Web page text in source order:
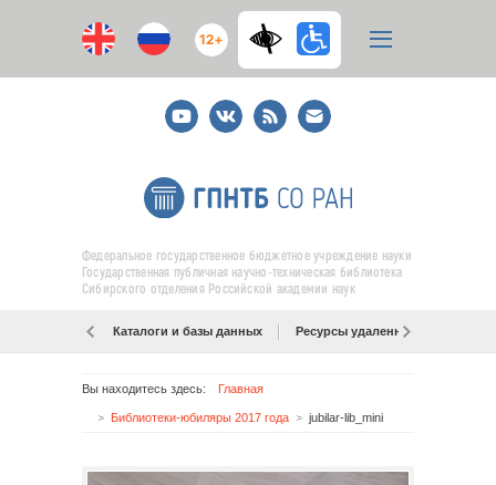
12+
YoutubeВКонтакте
RSS
E-
mail
подписка
Федеральное государственное бюджетное учреждение науки
Государственная публичная научно-техническая библиотека
Сибирского отделения Российской академии наук
Каталоги и базы данных Ресурсы удаленного доступа
Вы находитесь здесь: Главная
Библиотеки-юбиляры 2017 года jubilar-lib_mini